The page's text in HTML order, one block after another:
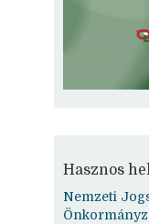
Hasznos
Nemzeti